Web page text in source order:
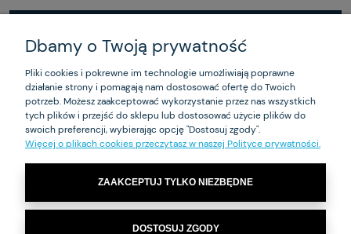
ZAKUPY
POMOC
MOJE KONTO
INFORMACJE
Dbamy o Twoją prywatność
Pliki cookies i pokrewne im technologie umożliwiają poprawne
działanie strony i pomagają nam dostosować ofertę do Twoich
potrzeb. Możesz zaakceptować wykorzystanie przez nas wszystkich
tych plików i przejść do sklepu lub dostosować użycie plików do
swoich preferencji, wybierając opcję "Dostosuj zgody".
Więcej o plikach cookies przeczytasz w naszej Polityce prywatności.
ZAAKCEPTUJ TYLKO NIEZBĘDNE
DOSTOSUJ ZGODY